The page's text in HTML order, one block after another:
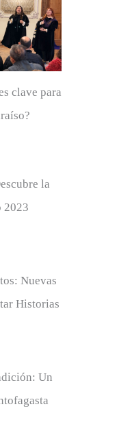
clave para
la
2023
Nuevas
Historias
Un